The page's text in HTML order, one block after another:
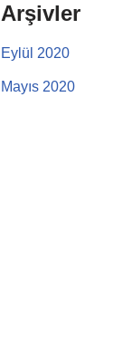
Arşivler
Eylül 2020
Mayıs 2020